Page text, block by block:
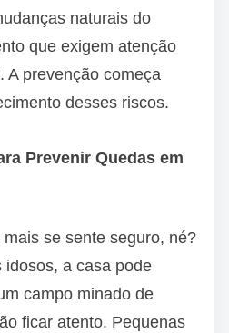
naturais do
que exigem atenção
A prevenção começa
desses riscos.
Prevenir Quedas em
se sente seguro, né?
idosos, a casa pode
campo minado de
ficar atento. Pequenas